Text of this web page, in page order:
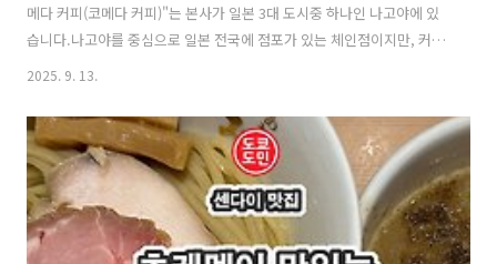
메다 커피(코메다 커피)"는 본사가 일본 3대 도시중 하나인 나고야에 있
습니다.나고야를 중심으로 일본 전국에 점포가 있는 체인점이지만, 커피
를 주문하면 토스트가 공짜인 모닝 셋트가 유명합니다.호텔 조식 대신에
시)역 근처이고, 오사카성 홀에서 그렇게 멀지 않은 곳에 있는 점포 입니
다.점포도 꽤 넓어보이네요.모닝 셋트는 오픈시간부터 오전 11시까지 제
공됩니다.드링크 메뉴 하나 주문하면 토스트가 공짜로 제공됩니다.저는
커피 한잔 시키고 토스트와 팥 모닝셋트를 주문했습니다.한국 여행객분
들에게도 유명한 커피 체인점이어서 간혹 한국 여행객분들이 오시더라
고요.아이스 커피를 주문..
2025. 9. 13.